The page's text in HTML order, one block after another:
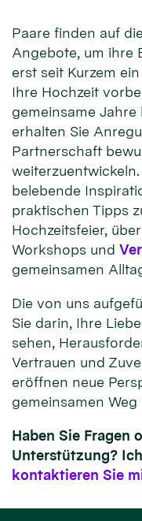
Paare finden auf
Angebote, um ihre
erst seit Kurzem
Ihre Hochzeit
gemeinsame
erhalten Sie
Partnerschaft
belebende
praktischen Tipps
Hochzeitsfeier,
Workshops und
gemeinsamen
Die von uns
Sie darin, Ihre
sehen,
Vertrauen und
eröffnen neue
gemeinsamen
Haben Sie Fragen
Unterstützung?
kontaktieren Sie